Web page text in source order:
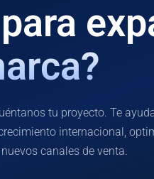
01.
ENTRAR AL
Activación en
02.
03.
OPERAR EL
Operación
tu proyecto. Te
internacional,
canales de venta.